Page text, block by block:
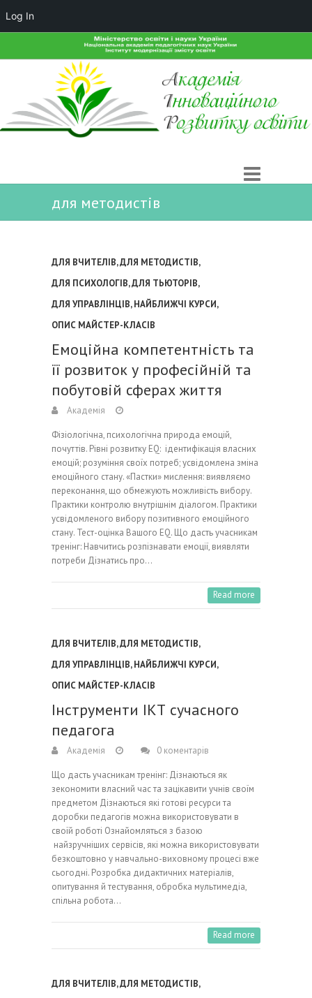
для методистів
ДЛЯ ВЧИТЕЛІВ,ДЛЯ МЕТОДИСТІВ,
ДЛЯ ПСИХОЛОГІВ,ДЛЯ ТЬЮТОРІВ,
ДЛЯ УПРАВЛІНЦІВ,НАЙБЛИЖЧІ КУРСИ,
ОПИС МАЙСТЕР-КЛАСІВ
Емоційна компетентність та
її розвиток у професійній та
побутовій сферах життя
Академія
Фізіологічна, психологічна природа емоцій,
почуттів. Рівні розвитку EQ: ідентифікація власних
емоцій; розуміння своїх потреб; усвідомлена зміна
емоційного стану. «Пастки» мислення: виявляємо
переконання, що обмежують можливість вибору.
Практики контролю внутрішнім діалогом. Практики
усвідомленого вибору позитивного емоційного
стану. Тест-оцінка Вашого EQ. Що дасть учасникам
тренінг: Навчитись розпізнавати емоції, виявляти
потреби Дізнатись про…
Read more
ДЛЯ ВЧИТЕЛІВ,ДЛЯ МЕТОДИСТІВ,
ДЛЯ УПРАВЛІНЦІВ,НАЙБЛИЖЧІ КУРСИ,
ОПИС МАЙСТЕР-КЛАСІВ
Інструменти ІКТ сучасного
педагога
Академія 0 коментарів
Що дасть учасникам тренінг: Дізнаються як
зекономити власний час та зацікавити учнів своїм
предметом Дізнаються які готові ресурси та
доробки педагогів можна використовувати в
своїй роботі Ознайомляться з базою
найзручніших сервісів, які можна використовувати
безкоштовно у навчально-виховному процесі вже
сьогодні. Розробка дидактичних матеріалів,
опитування й тестування, обробка мультимедіа,
спільна робота…
Read more
ДЛЯ ВЧИТЕЛІВ,ДЛЯ МЕТОДИСТІВ,
Log In